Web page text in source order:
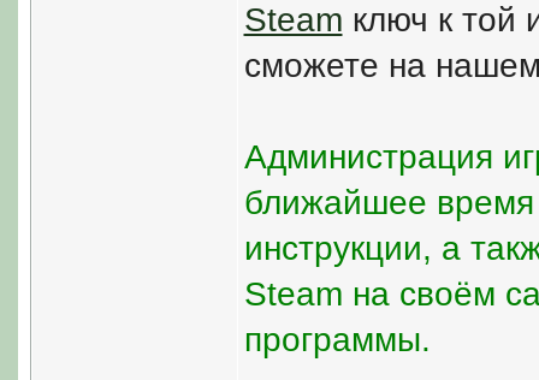
Steam ключ к той
сможете на
Администрация
ближайшее время
инструкции, а
Steam на своём
программы.